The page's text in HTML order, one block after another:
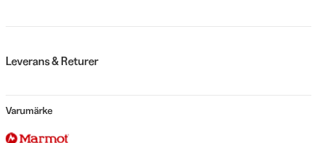
Leverans & Returer
Varumärke